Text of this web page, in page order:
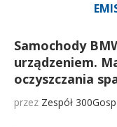
Samochody
urządzeniem.
oczyszczania
przez Zespół